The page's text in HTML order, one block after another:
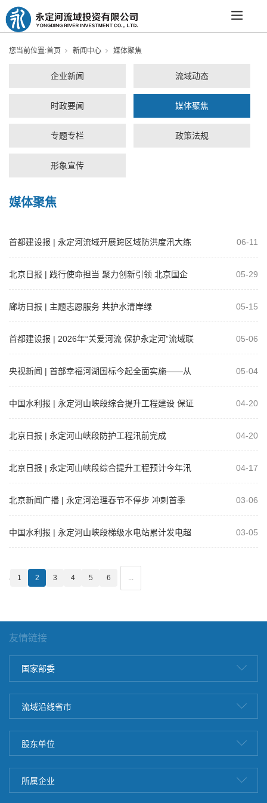
您当前位置:首页 新闻中心 媒体聚焦
企业新闻 流域动态
时政要闻 媒体聚焦
专题专栏 政策法规
形象宣传
媒体聚焦
首都建设报 | 永定河流域开展跨区域防洪度汛大练
06-11
北京日报 | 践行使命担当 聚力创新引领 北京国企
05-29
廊坊日报 | 主题志愿服务 共护水清岸绿 05-15
首都建设报 | 2026年“关爱河流 保护永定河”流域联
05-06
央视新闻 | 首部幸福河湖国标今起全面实施——从
05-04
中国水利报 | 永定河山峡段综合提升工程建设 保证
04-20
北京日报 | 永定河山峡段防护工程汛前完成 04-20
北京日报 | 永定河山峡段综合提升工程预计今年汛
04-17
北京新闻广播 | 永定河治理春节不停步 冲刺首季
03-06
中国水利报 | 永定河山峡段梯级水电站累计发电超
03-05
1 2 3 4 5 6 ...
友情链接
国家部委
流域沿线省市
股东单位
所属企业